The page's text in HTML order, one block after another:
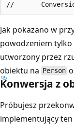
Jak pokazano w
powodzeniem tylko
utworzony przez
obiektu na Person
Konwersja z
Próbujesz
implementujący